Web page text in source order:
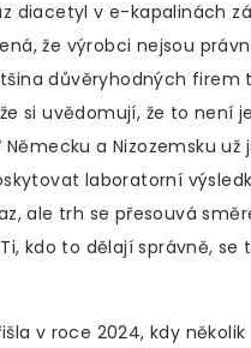
diacetyl v e-kapalinách
že výrobci nejsou
důvěryhodných firem
si uvědomují, že to není
a Nizozemsku už
laboratorní
ale trh se přesouvá
kdo to dělají správně, se
v roce 2024, kdy několik